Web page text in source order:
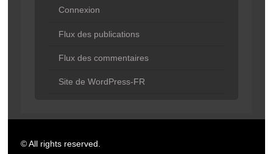
Connexion
Flux des publications
Flux des commentaires
Site de WordPress-FR
© All rights reserved.